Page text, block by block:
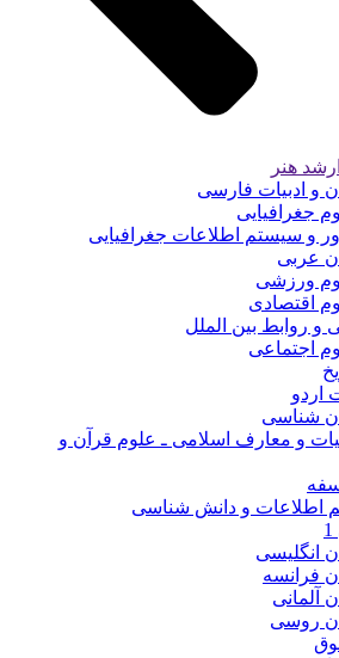
هنر
و ادبیات فارسی
جغرافیایی
و سیستم اطلاعات جغرافیایی
عربی
ورزشی
اقتصادی
و روابط بین الملل
اجتماعی
اردو
شناسی
و معارف اسلامی ـ علوم قرآن و
اطلاعات و دانش شناسی
انگلیسی
فرانسه
آلمانی
روسی